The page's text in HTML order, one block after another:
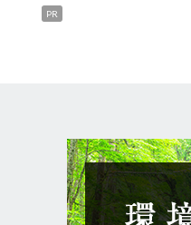
PR